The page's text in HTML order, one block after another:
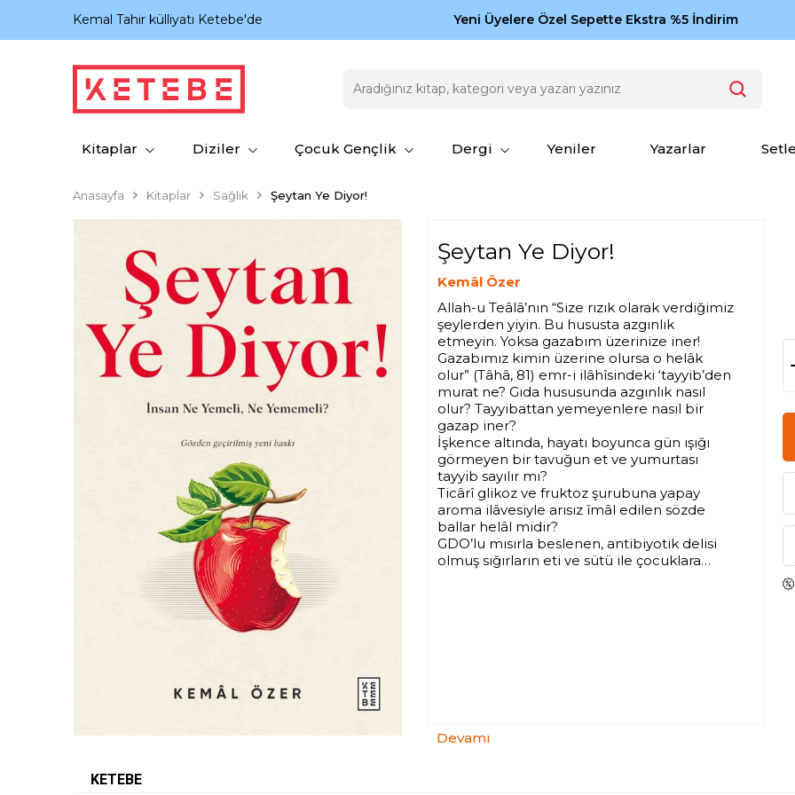
Kemal Tahir külliyatı Ketebe'de Zamansız eserler Ketebe'de: Cengiz Aytmatov
Yeni Üyelere Özel Sepette Ekstra %5 İndirim
Kitaplar Diziler Çocuk Gençlik Dergi Yeniler Yazarlar
Anasayfa Kitaplar Sağlık Şeytan Ye Diyor!
Şeytan Ye Diyor!
Kemâl Özer
Allah-u Teâlâ’nın “Size rızık olarak verdiğimiz
şeylerden yiyin. Bu hususta azgınlık
etmeyin. Yoksa gazabım üzerinize iner!
Gazabımız kimin üzerine olursa o helâk
olur” (Tâhâ, 81) emr-i ilâhîsindeki ‘tayyib’den
murat ne? Gıda hususunda azgınlık nasıl
olur? Tayyibattan yemeyenlere nasıl bir
gazap iner?
İşkence altında, hayatı boyunca gün ışığı
görmeyen bir tavuğun et ve yumurtası
tayyib sayılır mı?
Ticârî glikoz ve fruktoz şurubuna yapay
aroma ilâvesiyle arısız îmâl edilen sözde
ballar helâl midir?
GDO’lu mısırla beslenen, antibiyotik delisi
olmuş sığırların eti ve sütü ile çocuklara
derman mı?
Devamı
KETEBE